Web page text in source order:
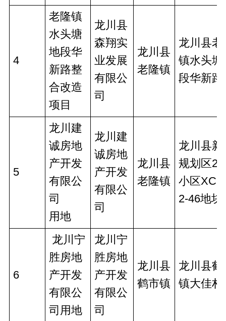
4
老隆镇
水头塘
地段华
新路整
合改造
项目
龙川县
森翔实
业发展
有限公
司
龙川县
老隆镇
龙川县老
镇水头塘
段华新路
5
龙川建
诚房地
产开发
有限公
司
用地
龙川建
诚房地
产开发
有限公
司
龙川县
老隆镇
龙川县新
规划区2
小区
2-46地块
6
龙川宁
胜房地
产开发
有限公
司用地
龙川宁
胜房地
产开发
有限公
司
龙川县
鹤市镇
龙川县鹤
镇大佳村